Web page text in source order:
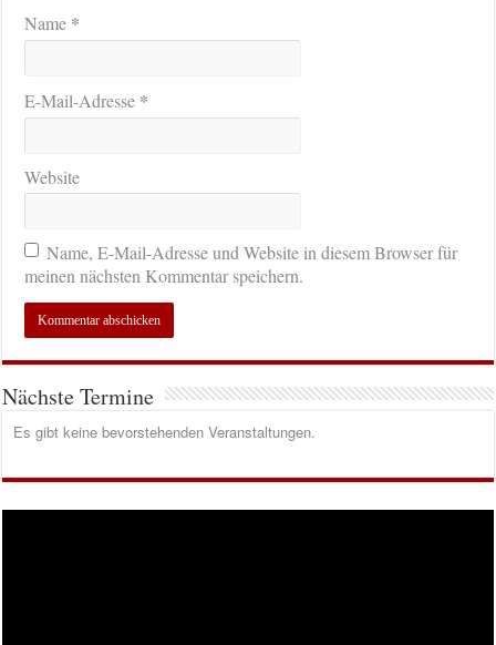
Name *
E-Mail-Adresse *
Website
Name, E-Mail-Adresse und Website in diesem Browser für
meinen nächsten Kommentar speichern.
Nächste Termine
Es gibt keine bevorstehenden Veranstaltungen.